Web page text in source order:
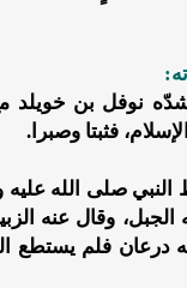
شدّه نوفل بن
فثبتا وصبرا.
النبيصلى الله
وقال عنه
درعان فلم يستطع